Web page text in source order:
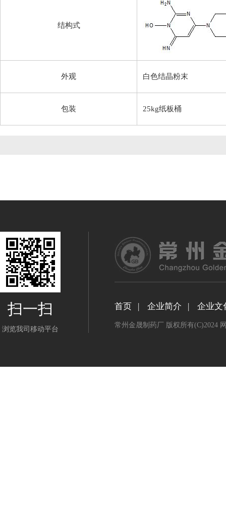
结构式
外观 白色结晶粉末
包装 25kg纸板桶
扫一扫
浏览我司移动平台
首页 | 企业简介 | 企业文
常州金晟制药厂 版权所有(C)2024